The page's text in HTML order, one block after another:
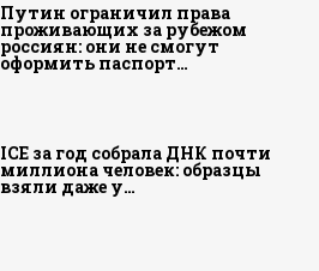
Путин ограничил права
проживающих за рубежом
россиян: они не смогут
оформить паспорт…
ICE за год собрала ДНК почти
миллиона человек: образцы
взяли даже у…